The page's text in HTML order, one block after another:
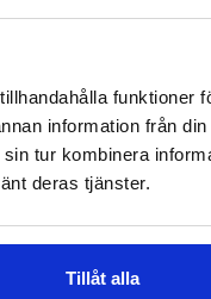
funktioner
information från din
tur kombinera
deras tjänster.
Tillåt alla
Kortspel
I lager:5 329